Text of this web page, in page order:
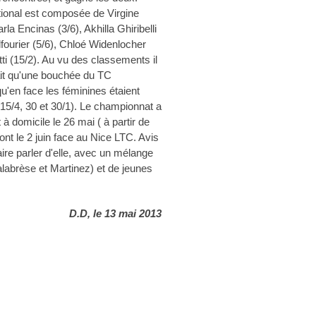
est composée de Virgine
Encinas (3/6), Akhilla Ghiribelli
(5/6), Chloé Widenlocher
(15/2). Au vu des classements il
qu'une bouchée du TC
face les féminines étaient
4, 30 et 30/1). Le championnat a
domicile le 26 mai ( à partir de
le 2 juin face au Nice LTC. Avis
parler d'elle, avec un mélange
et Martinez) et de jeunes
D.D, le 13 mai 2013